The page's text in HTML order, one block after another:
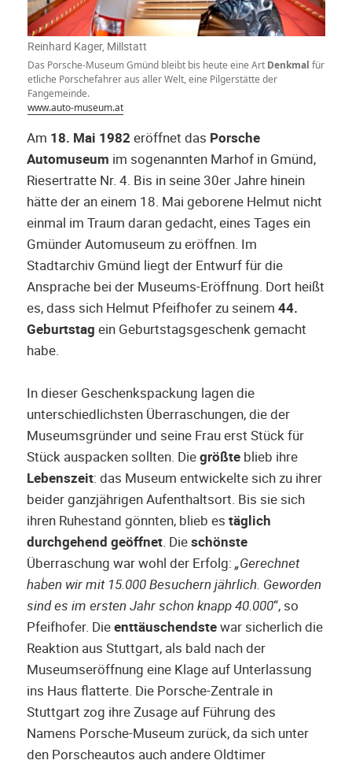
Reinhard Kager, Millstatt
Das Porsche-Museum Gmünd bleibt bis heute eine Art Denkmal für
etliche Porschefahrer aus aller Welt, eine Pilgerstätte der
Fangemeinde.
www.auto-museum.at
Am 18. Mai 1982 eröffnet das Porsche
Automuseum im sogenannten Marhof in Gmünd,
Riesertratte Nr. 4. Bis in seine 30er Jahre hinein
hätte der an einem 18. Mai geborene Helmut nicht
einmal im Traum daran gedacht, eines Tages ein
Gmünder Automuseum zu eröffnen. Im
Stadtarchiv Gmünd liegt der Entwurf für die
Ansprache bei der Museums-Eröffnung. Dort heißt
es, dass sich Helmut Pfeifhofer zu seinem44.
Geburtstag ein Geburtstagsgeschenk gemacht
habe.
In dieser Geschenkspackung lagen die
unterschiedlichsten Überraschungen, die der
Museumsgründer und seine Frau erst Stück für
Stück auspacken sollten. Diegrößte blieb ihre
Lebenszeit: das Museum entwickelte sich zu ihrer
beider ganzjährigen Aufenthaltsort. Bis sie sich
ihren Ruhestand gönnten, blieb estäglich
durchgehend geöffnet. Dieschönste
Überraschung war wohl der Erfolg:„Gerechnet
haben wir mit 15.000 Besuchern jährlich. Geworden
sind es im ersten Jahr schon knapp 40.000“, so
Pfeifhofer. Dieenttäuschendstewar sicherlich die
Reaktion aus Stuttgart, als bald nach der
Museumseröffnung eine Klage auf Unterlassung
ins Haus flatterte. Die Porsche-Zentrale in
Stuttgart zog ihre Zusage auf Führung des
Namens Porsche-Museum zurück, da sich unter
den Porscheautos auch andere Oldtimer